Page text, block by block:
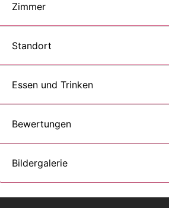
Zimmer
Standort
Essen und Trinken
Bewertungen
Bildergalerie